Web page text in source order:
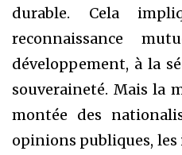
durable. Cela
reconnaissance
développement, à la
souveraineté. Mais la
montée des
opinions publiques,